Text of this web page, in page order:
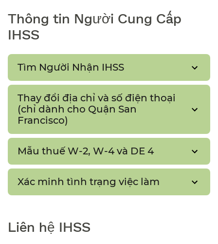
Thông tin Người Cung Cấp
IHSS​​
Tìm Người Nhận IHSS​​
Thay đổi địa chỉ và số điện thoại
(chỉ dành cho Quận San
Francisco)​​
Mẫu thuế W-2, W-4 và DE 4​​
Xác minh tình trạng việc làm​​
Liên hệ IHSS​​